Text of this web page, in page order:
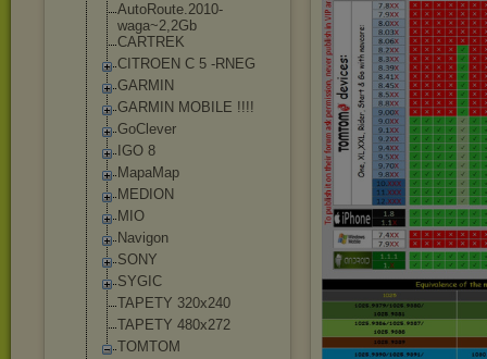
AutoRoute.2010-
waga~2,2Gb
CARTREK
CITROEN C 5 -RNEG
GARMIN
GARMIN MOBILE !!!!
GoClever
IGO 8
MapaMap
MEDION
MIO
Navigon
SONY
SYGIC
TAPETY 320x240
TAPETY 480x272
TOMTOM